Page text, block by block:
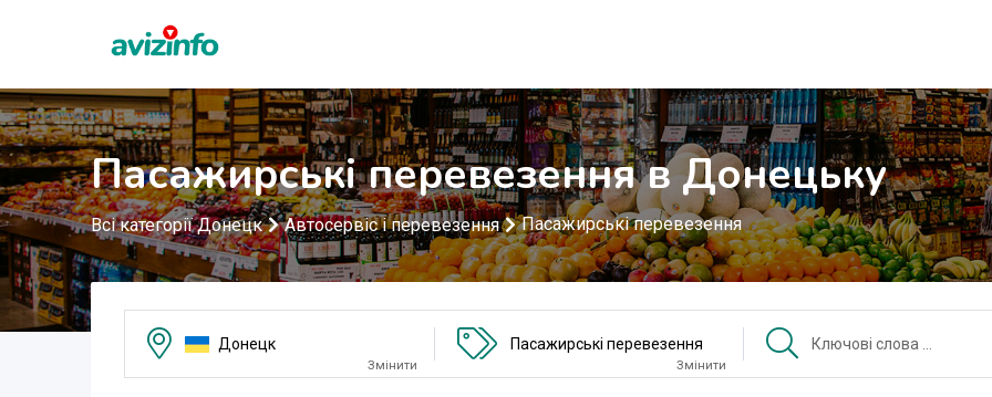
Пасажирські перевезення в Донецьку
Всі категорії Донецк Автосервіс і перевезення Пасажирські перевезення
Донецк
Змінити
Пасажирські перевезення
Змінити